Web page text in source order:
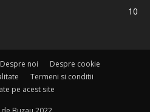
10
Despre noi
Despre cookie
Termeni si conditii
pe acest site